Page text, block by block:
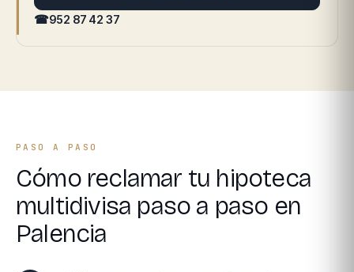
☎952 87 42 37
PASO A PASO
Cómo reclamar tu hipoteca
multidivisa paso a paso en
Palencia